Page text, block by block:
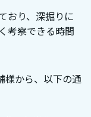
おり、深掘りに
考察できる時間
様から、以下の通